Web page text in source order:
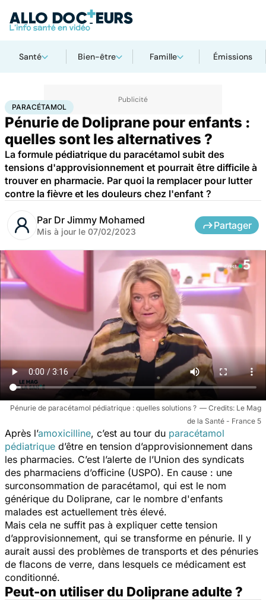
Santé Bien-être Famille Émissions
AccueilFamilleEnfant Paracétamol
PARACÉTAMOL
Pénurie de Doliprane pour enfants :
quelles sont les alternatives ?
La formule pédiatrique du paracétamol subit des
tensions d'approvisionnement et pourrait être difficile à
trouver en pharmacie. Par quoi la remplacer pour lutter
contre la fièvre et les douleurs chez l'enfant ?
Par Dr Jimmy Mohamed
Mis à jour le 07/02/2023
Partager
Pénurie de paracétamol pédiatrique : quelles solutions ?
Le Mag
de la Santé - France 5
Après l’amoxicilline, c’est au tour du paracétamol
pédiatrique d’être en tension d’approvisionnement dans
les pharmacies. C’est l’alerte de l’Union des syndicats
des pharmaciens d’officine (USPO). En cause : une
surconsommation de paracétamol, qui est le nom
générique du Doliprane, car le nombre d'enfants
malades est actuellement très élevé.
Mais cela ne suffit pas à expliquer cette tension
d’approvisionnement, qui se transforme en pénurie. Il y
aurait aussi des problèmes de transports et des pénuries
de flacons de verre, dans lesquels ce médicament est
conditionné.
Peut-on utiliser du Doliprane adulte ?